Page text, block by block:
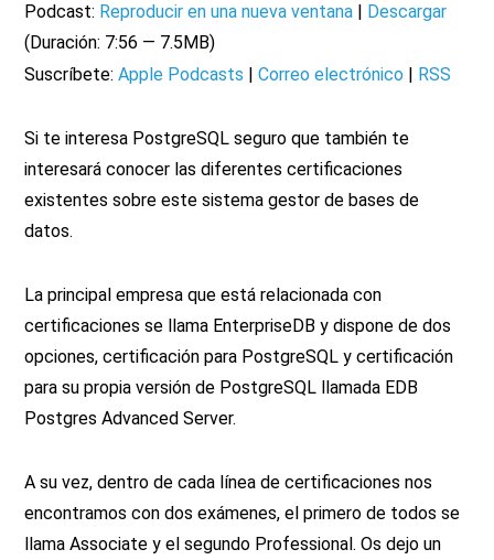
Podcast: Reproducir en una nueva ventana | Descargar
(Duración: 7:56 — 7.5MB)
Suscríbete:Apple Podcasts |Correo electrónico | RSS
Si te interesa PostgreSQL seguro que también te
interesará conocer las diferentes certificaciones
existentes sobre este sistema gestor de bases de
datos.
La principal empresa que está relacionada con
certificaciones se llama EnterpriseDB y dispone de dos
opciones, certificación para PostgreSQL y certificación
para su propia versión de PostgreSQL llamada EDB
Postgres Advanced Server.
A su vez, dentro de cada línea de certificaciones nos
encontramos con dos exámenes, el primero de todos se
llama Associate y el segundo Professional. Os dejo un